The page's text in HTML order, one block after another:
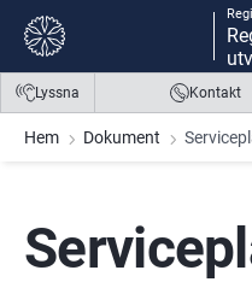
Gå till innehåll
Gå till meny
Gå till sidfot
Lyssna Kontakt
Hem Dokument